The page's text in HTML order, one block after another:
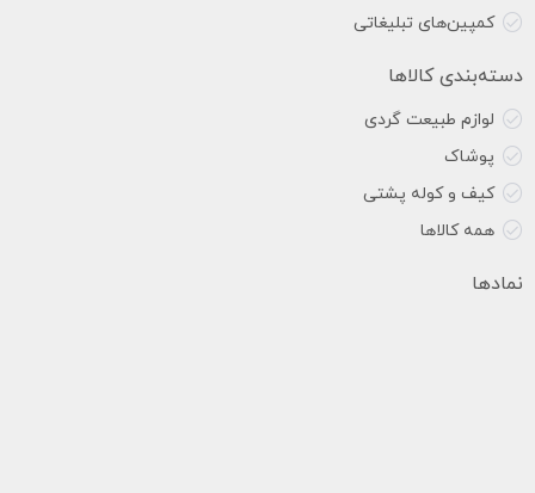
کمپین‌های تبلیغاتی
دسته‌بندی کالاها
لوازم طبیعت گردی
پوشاک
کیف و کوله پشتی
همه کالاها
نمادها